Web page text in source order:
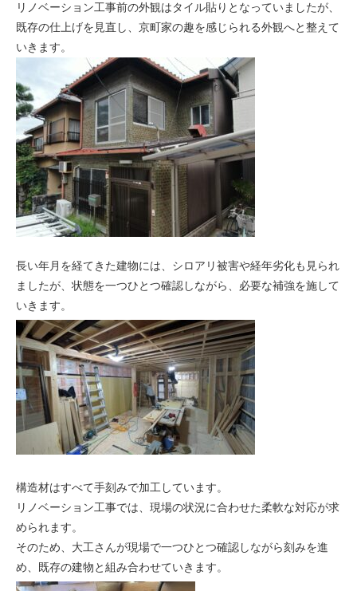
リノベーション工事前の外観はタイル貼りとなっていましたが、
既存の仕上げを見直し、京町家の趣を感じられる外観へと整えて
いきます。
長い年月を経てきた建物には、シロアリ被害や経年劣化も見られ
ましたが、状態を一つひとつ確認しながら、必要な補強を施して
いきます。
構造材はすべて手刻みで加工しています。
リノベーション工事では、現場の状況に合わせた柔軟な対応が求
められます。
そのため、大工さんが現場で一つひとつ確認しながら刻みを進
め、既存の建物と組み合わせていきます。